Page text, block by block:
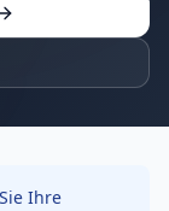
Ihre